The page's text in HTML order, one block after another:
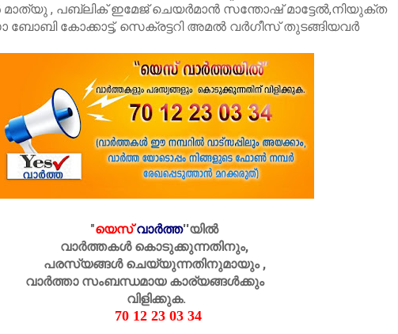
മാത്യു , പബ്ലിക് ഇമേജ് ചെയർമാൻ സന്തോഷ് മാട്ടേൽ,നിയുക്‌ത
കോക്കാട്ട്, സെക്രട്ടറി അമൽ വർഗീസ് തുടങ്ങിയവർ
"യെസ് വാർത്ത''യിൽ
വാർത്തകൾ കൊടുക്കുന്നതിനും,
പരസ്യങ്ങൾ ചെയ്യുന്നതിനുമായും ,
വാർത്താ സംബന്ധമായ കാര്യങ്ങൾക്കും
വിളിക്കുക.
70 12 23 03 34